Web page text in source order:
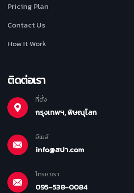
Pricing Plan
Contact Us
How It Work
ติดต่อเรา
ที่ตั้ง
กรุงเทพฯ, พิษณุโลก
อีเมล์
info@สปา.com
โทรหาเรา
095-538-0084